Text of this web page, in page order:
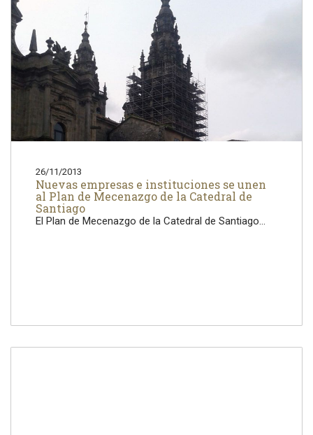
26/11/2013
Nuevas empresas e instituciones se unen
al Plan de Mecenazgo de la Catedral de
Santiago
El Plan de Mecenazgo de la Catedral de Santiago...